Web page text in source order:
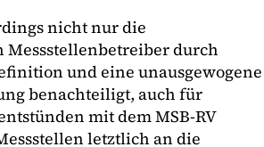
nicht nur die
durch
und eine unausgewogene
benachteiligt, auch für
mit dem MSB-RV
letztlich an die